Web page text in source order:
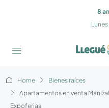
8
Home
Bienes raíces
Apartamentos en venta
Expoferias